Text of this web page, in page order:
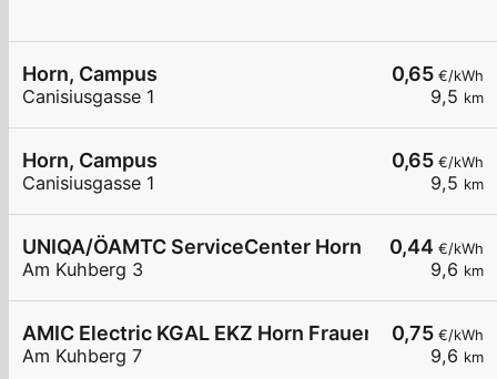
0,65 €/kWh
9,5 km
Horn, Campus
Canisiusgasse 1
0,65 €/kWh
9,5 km
Horn, Campus
Canisiusgasse 1
0,44 €/kWh
9,6 km
UNIQA/ÖAMTC ServiceCenter Horn
Am Kuhberg 3
0,75 €/kWh
9,6 km
AMIC Electric KGAL EKZ Horn Frauenhofen Am
Am Kuhberg 7